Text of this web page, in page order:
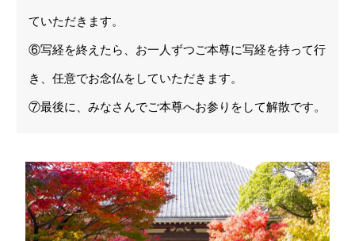
ていただきます。
⑥写経を終えたら、お一人ずつご本尊に写経を持って行
き、任意でお念仏をしていただきます。
⑦最後に、みなさんでご本尊へお参りをして解散です。